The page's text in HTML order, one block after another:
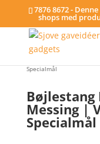
7876 8672 -
shops med
Specialmål
Bøjlestang
Messing |
Specialmål